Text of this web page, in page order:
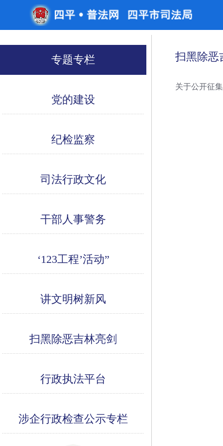
专题专栏
党的建设
纪检监察
司法行政文化
干部人事警务
‘123工程’活动”
讲文明树新风
扫黑除恶吉林亮剑
行政执法平台
涉企行政检查公示专栏
扫黑除恶
关于公开征